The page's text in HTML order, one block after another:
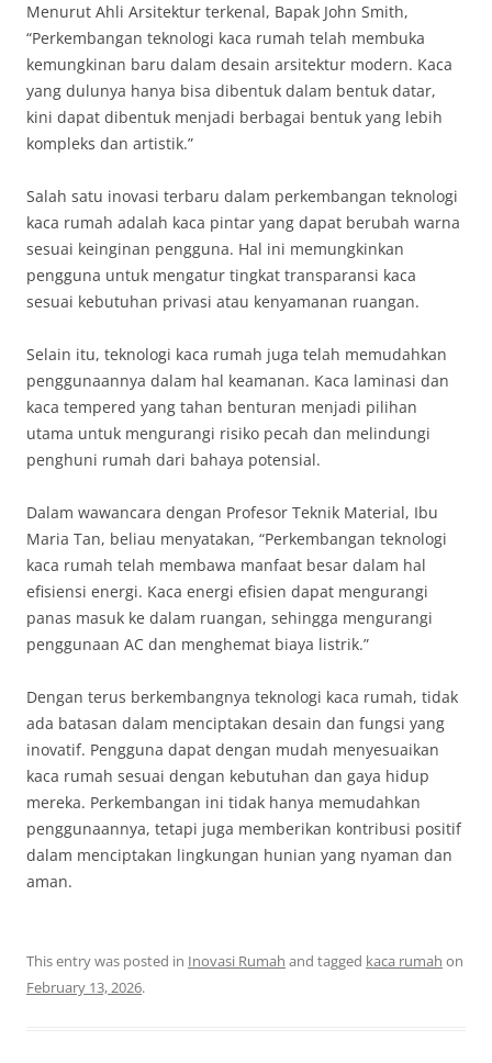
Menurut Ahli Arsitektur terkenal, Bapak John Smith,
“Perkembangan teknologi kaca rumah telah membuka
kemungkinan baru dalam desain arsitektur modern. Kaca
yang dulunya hanya bisa dibentuk dalam bentuk datar,
kini dapat dibentuk menjadi berbagai bentuk yang lebih
kompleks dan artistik.”
Salah satu inovasi terbaru dalam perkembangan teknologi
kaca rumah adalah kaca pintar yang dapat berubah warna
sesuai keinginan pengguna. Hal ini memungkinkan
pengguna untuk mengatur tingkat transparansi kaca
sesuai kebutuhan privasi atau kenyamanan ruangan.
Selain itu, teknologi kaca rumah juga telah memudahkan
penggunaannya dalam hal keamanan. Kaca laminasi dan
kaca tempered yang tahan benturan menjadi pilihan
utama untuk mengurangi risiko pecah dan melindungi
penghuni rumah dari bahaya potensial.
Dalam wawancara dengan Profesor Teknik Material, Ibu
Maria Tan, beliau menyatakan, “Perkembangan teknologi
kaca rumah telah membawa manfaat besar dalam hal
efisiensi energi. Kaca energi efisien dapat mengurangi
panas masuk ke dalam ruangan, sehingga mengurangi
penggunaan AC dan menghemat biaya listrik.”
Dengan terus berkembangnya teknologi kaca rumah, tidak
ada batasan dalam menciptakan desain dan fungsi yang
inovatif. Pengguna dapat dengan mudah menyesuaikan
kaca rumah sesuai dengan kebutuhan dan gaya hidup
mereka. Perkembangan ini tidak hanya memudahkan
penggunaannya, tetapi juga memberikan kontribusi positif
dalam menciptakan lingkungan hunian yang nyaman dan
aman.
This entry was posted in Inovasi Rumah and tagged kaca rumah on
February 13, 2026.